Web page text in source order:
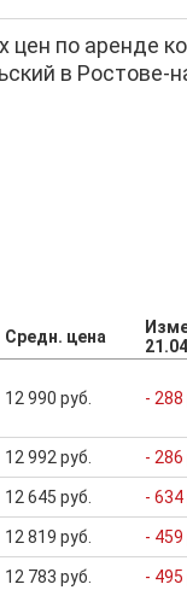
цен по аренде
в Ростове-
Средн. цена
12 990 руб. - 288
12 992 руб. - 286
12 645 руб. - 634
12 819 руб. - 459
12 783 руб. - 495